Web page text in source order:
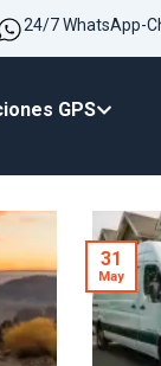
24/7 WhatsApp-
GPS
31
May